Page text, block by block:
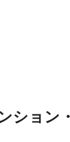
ション